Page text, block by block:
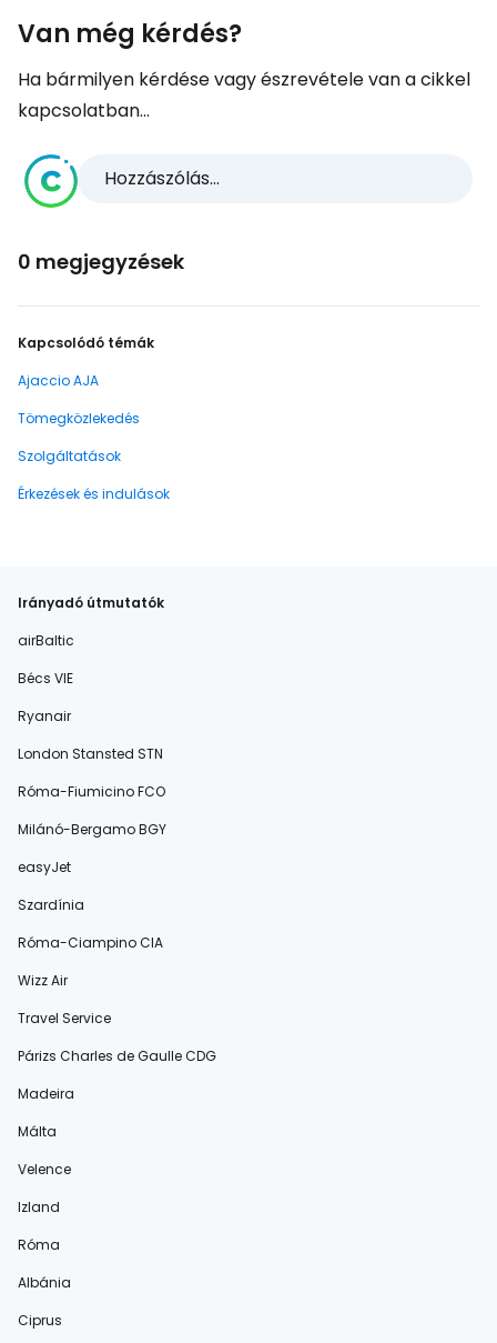
Van még kérdés?
Ha bármilyen kérdése vagy észrevétele van a cikkel
kapcsolatban...
Hozzászólás...
0 megjegyzések
Kapcsolódó témák
Ajaccio AJA
Tömegközlekedés
Szolgáltatások
Érkezések és indulások
Irányadó útmutatók
airBaltic
Bécs VIE
Ryanair
London Stansted STN
Róma-Fiumicino FCO
Milánó-Bergamo BGY
easyJet
Szardínia
Róma-Ciampino CIA
Wizz Air
Travel Service
Párizs Charles de Gaulle CDG
Madeira
Málta
Velence
Izland
Róma
Albánia
Ciprus